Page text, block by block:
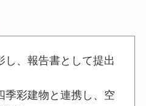
し、報告書として提出
季彩建物と連携し、空